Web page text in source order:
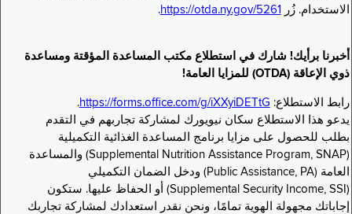
الاستخدام. زُر
https://otda.ny.gov/5261
.
أخبرنا برأيك! شارك في استطلاع مكتب المساعدة المؤقتة ومساعدة
ذوي الإعاقة (OTDA) للمزايا العامة!
رابط الاستطلاع: https://forms.office.com/g/iXXyiDETtG
.
يدعو هذا الاستطلاع سكان نيويورك لمشاركة تجاربهم في التقدم
بطلب للحصول على مزايا برنامج المساعدة الغذائية التكميلية
(Supplemental Nutrition Assistance Program, SNAP) والمساعدة
العامة (Public Assistance, PA) ودخل الضمان التكميلي
(Supplemental Security Income, SSI) أو الحفاظ عليها. ستكون
إجاباتك مجهولة الهوية تمامًا، ونحن نقدر استعدادك لمشاركة تجاربك